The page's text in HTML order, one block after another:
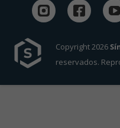
Copyright 2026
reservados.